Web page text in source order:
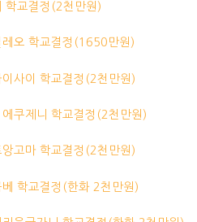
교결정(2천만원)
오 학교결정(1650만원)
사이 학교결정(2천만원)
쿠제니 학교결정(2천만원)
고마 학교결정(2천만원)
학교결정(한화 2천만원)